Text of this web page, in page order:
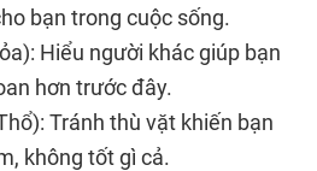
bạn trong cuộc sống.
Hiểu người khác giúp bạn
hơn trước đây.
Tránh thù vặt khiến bạn
không tốt gì cả.